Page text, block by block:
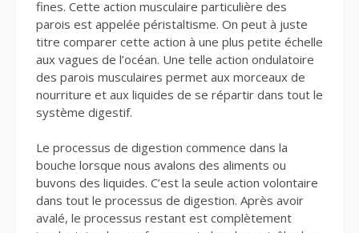
fines. Cette action musculaire particulière des
parois est appelée péristaltisme. On peut à juste
titre comparer cette action à une plus petite échelle
aux vagues de l’océan. Une telle action ondulatoire
des parois musculaires permet aux morceaux de
nourriture et aux liquides de se répartir dans tout le
système digestif.
Le processus de digestion commence dans la
bouche lorsque nous avalons des aliments ou
buvons des liquides. C’est la seule action volontaire
dans tout le processus de digestion. Après avoir
avalé, le processus restant est complètement